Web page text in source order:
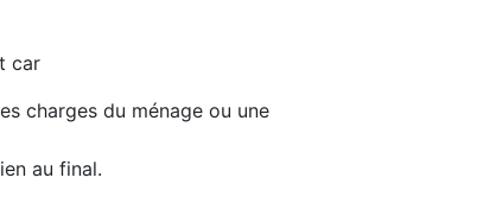
car
charges du ménage ou une
au final.